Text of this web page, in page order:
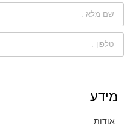
מידע
אודות